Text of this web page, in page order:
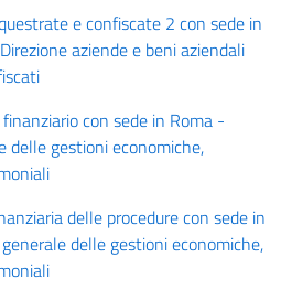
e confiscate 2 con sede in
aziende e beni aziendali
con sede in Roma -
delle gestioni economiche,
delle procedure con sede in
delle gestioni economiche,